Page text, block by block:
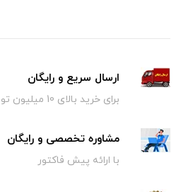
ارسال سریع و رایگان
برای خرید بالای 10 میلیون تومان
مشاوره تخصصی و رایگان
با ارائه پیش فاکتور